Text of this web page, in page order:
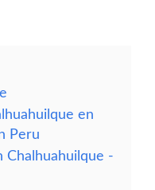
en
Peru
Chalhuahuilque -